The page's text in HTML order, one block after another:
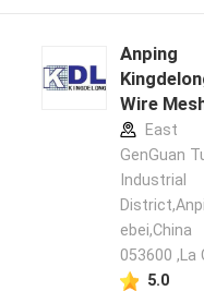
Anping
Wire
Co.,Ltd
du
East
GenGuan
Industrial
ebei,China
053600 ,La
5.0
sont
vous pla\\u00eet
treillis \\u00e0
r_msg intercept">